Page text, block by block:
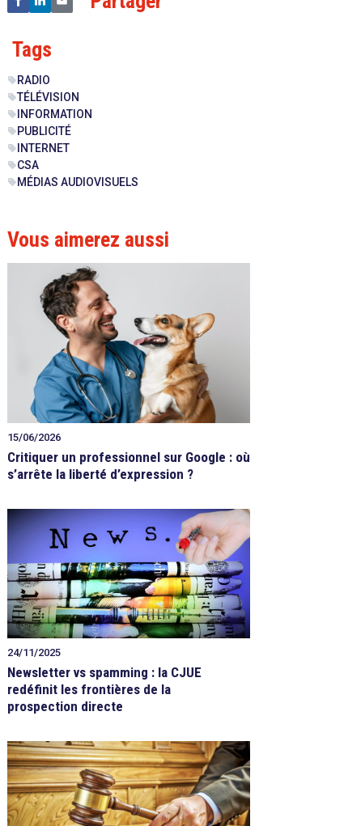
Tags
sell RADIO
sellTÉLÉVISION
sell INFORMATION
sell PUBLICITÉ
sell INTERNET
sellCSA
sell MÉDIAS AUDIOVISUELS
Vous aimerez aussi
15/06/2026
Critiquer un professionnel sur Google : où
s’arrête la liberté d’expression ?
24/11/2025
Newsletter vs spamming : la CJUE
redéfinit les frontières de la
prospection directe